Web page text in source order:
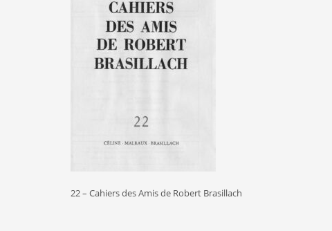
22 – Cahiers des Amis de Robert Brasillach